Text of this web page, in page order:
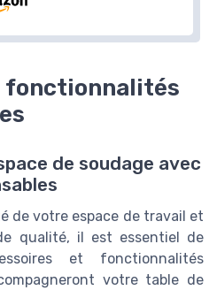
fonctionnalités
de soudage avec
de votre espace de travail et
qualité, il est essentiel de
et fonctionnalités
votre table de